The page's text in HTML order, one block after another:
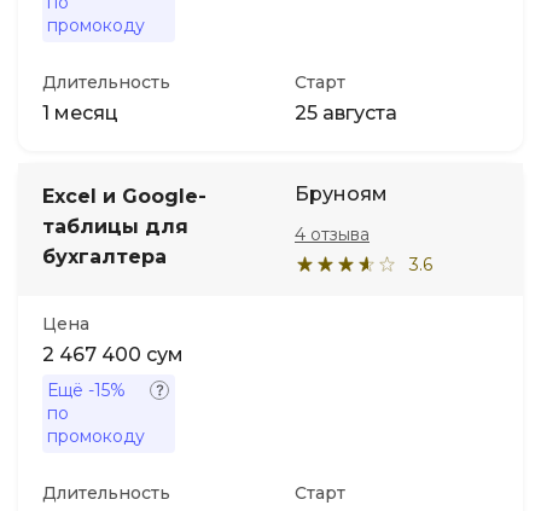
промокоду
Длительность
1 месяц
Старт
25 августа
Excel и Google-
таблицы для
бухгалтера
Бруноям
3.6
4 отзыва
Цена
2 467 400 сум
Ещё -15%
по
промокоду
Длительность Старт